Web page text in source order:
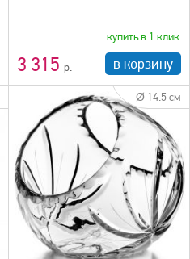
3 315
купить в 1 клик
в корзину
Ø 14.5 см